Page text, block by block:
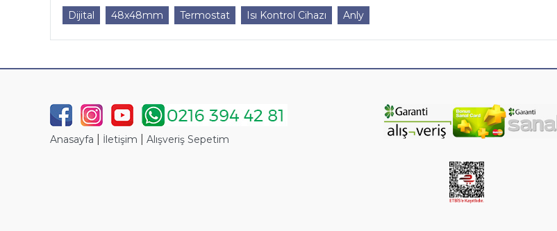
Dijital 48x48mm Termostat Isı Kontrol Cihazı Anly
Anasayfa İletişim Alışveriş Sepetim